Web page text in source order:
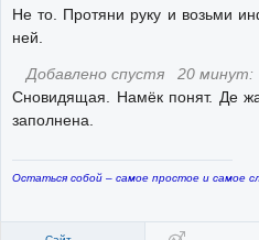
Не то. Протяни руку и возьми
ней.
Добавлено спустя 20 минут:
Сновидящая. Намёк понят. Де
заполнена.
Остаться собой – самое простое и самое